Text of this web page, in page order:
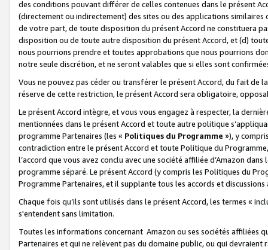
des conditions pouvant différer de celles contenues dans le présent
(directement ou indirectement) des sites ou des applications
de votre part, de toute disposition du présent Accord ne constituera
disposition ou de toute autre disposition du présent Accord, et (d)
nous pourrions prendre et toutes approbations que nous pourrions
notre seule discrétion, et ne seront valables que si elles sont
Vous ne pouvez pas céder ou transférer le présent Accord, du fait de
réserve de cette restriction, le présent Accord sera obligatoire,
Le présent Accord intègre, et vous vous engagez à respecter, la
mentionnées dans le présent Accord et toute autre politique
programme Partenaires (les « Politiques du Programme »), y
contradiction entre le présent Accord et toute Politique du
l’accord que vous avez conclu avec une société affiliée d’Amazon
programme séparé. Le présent Accord (y compris les Politiques du
Programme Partenaires, et il supplante tous les accords et discussions
Chaque fois qu’ils sont utilisés dans le présent Accord, les termes «
s'entendent sans limitation.
Toutes les informations concernant Amazon ou ses sociétés affiliées
Partenaires et qui ne relèvent pas du domaine public, ou qui